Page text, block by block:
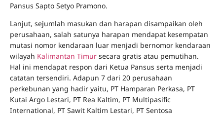
Pansus Sapto Setyo Pramono.
Lanjut, sejumlah masukan dan harapan disampaikan oleh
perusahaan, salah satunya harapan mendapat kesempatan
mutasi nomor kendaraan luar menjadi bernomor kendaraan
wilayah Kalimantan Timur secara gratis atau pemutihan.
Hal ini mendapat respon dari Ketua Pansus serta menjadi
catatan tersendiri. Adapun 7 dari 20 perusahaan
perkebunan yang hadir yaitu, PT Hamparan Perkasa, PT
Kutai Argo Lestari, PT Rea Kaltim, PT Multipasific
International, PT Sawit Kaltim Lestari, PT Sentosa